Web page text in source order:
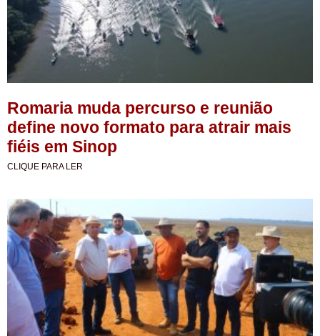
Romaria muda percurso e reunião
define novo formato para atrair mais
fiéis em Sinop
CLIQUE PARA LER